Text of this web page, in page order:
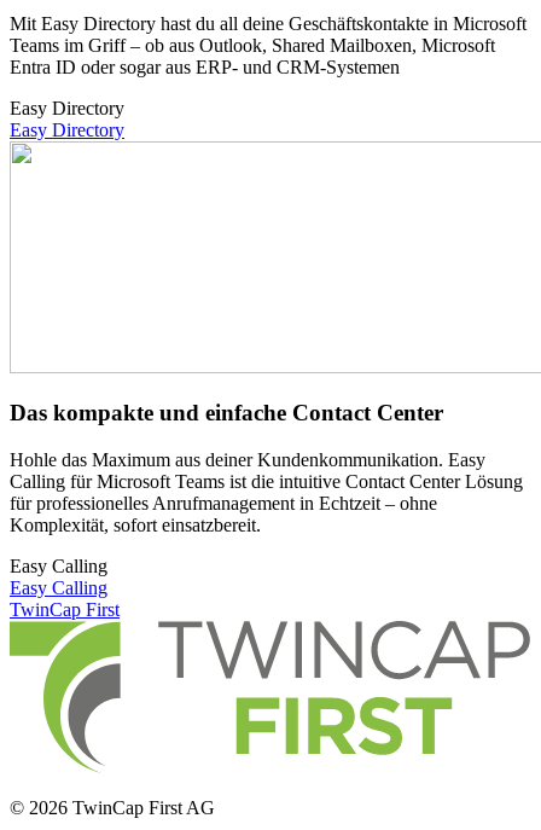
Mit Easy Directory hast du all deine Geschäftskontakte in Microsoft
Teams im Griff – ob aus Outlook, Shared Mailboxen, Microsoft
Entra ID oder sogar aus ERP- und CRM-Systemen
Easy Directory
Easy Directory
Das kompakte und einfache Contact Center
Hohle das Maximum aus deiner Kundenkommunikation. Easy
Calling für Microsoft Teams ist die intuitive Contact Center Lösung
für professionelles Anrufmanagement in Echtzeit – ohne
Komplexität, sofort einsatzbereit.
Easy Calling
Easy Calling
TwinCap First
© 2026 TwinCap First AG